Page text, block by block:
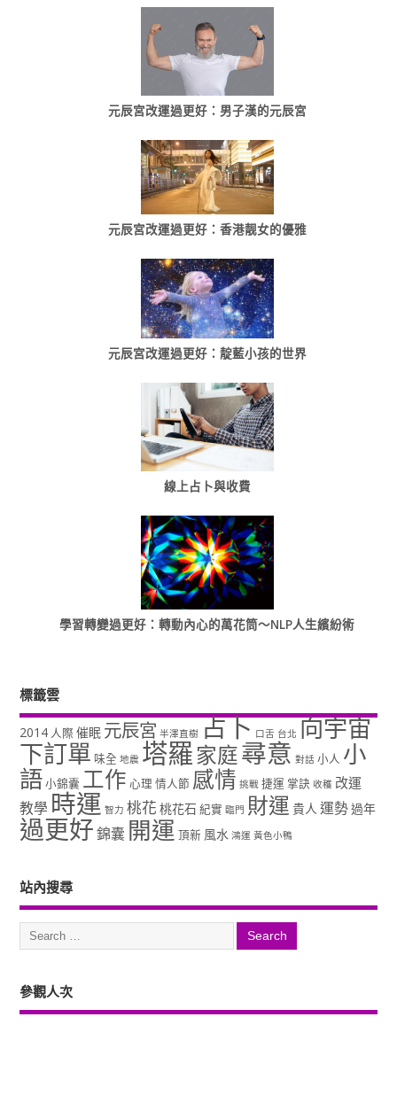
元辰宮改運過更好：男子漢的元辰宮
元辰宮改運過更好：香港靓女的優雅
元辰宮改運過更好：靛藍小孩的世界
線上占卜與收費
學習轉變過更好：轉動內心的萬花筒～NLP人生繽紛術
標籤雲
2014 人際 催眠 元辰宮 半澤直樹 占卜 口舌 台北 向宇宙
下訂單 味全 地震 塔羅家庭尋意 對話 小人 小
語小錦囊 工作 心理 情人節 感情 挑戰 捷運 掌訣 收穫 改運
教學 時運 智力 桃花 桃花石 紀實 臨門 財運 貴人 運勢過年
過更好錦囊 開運 頂新 風水 鴻運 黃色小鴨
站內搜尋
參觀人次